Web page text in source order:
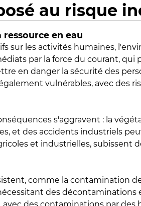
au risque
en eau
sur les activités humaines,
par la force du courant, qui
en danger la sécurité des
vulnérables, avec des
s'aggravent : la
et des accidents industriels
et industrielles, subissent
comme la contamination
des décontaminations